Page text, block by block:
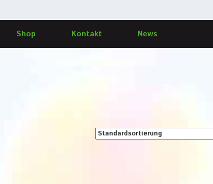
Shop Kontakt News